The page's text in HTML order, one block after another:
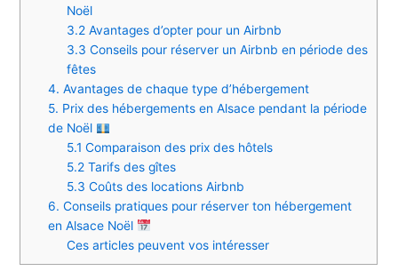
Noël
3.2 Avantages d’opter pour un Airbnb
3.3 Conseils pour réserver un Airbnb en période des
fêtes
4. Avantages de chaque type d’hébergement
5. Prix des hébergements en Alsace pendant la période
de Noël
5.1 Comparaison des prix des hôtels
5.2 Tarifs des gîtes
5.3 Coûts des locations Airbnb
6. Conseils pratiques pour réserver ton hébergement
en Alsace Noël
Ces articles peuvent vos intéresser